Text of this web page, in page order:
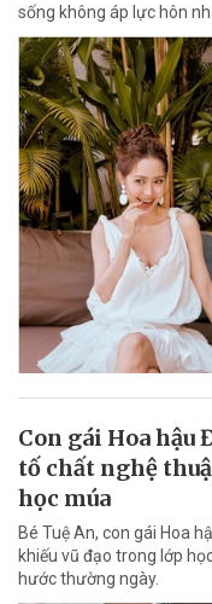
sống không áp lực hôn
Con gái Hoa hậu
tố chất nghệ
học múa
Bé Tuệ An, con gái Hoa
khiếu vũ đạo trong lớp
hước thường ngày.